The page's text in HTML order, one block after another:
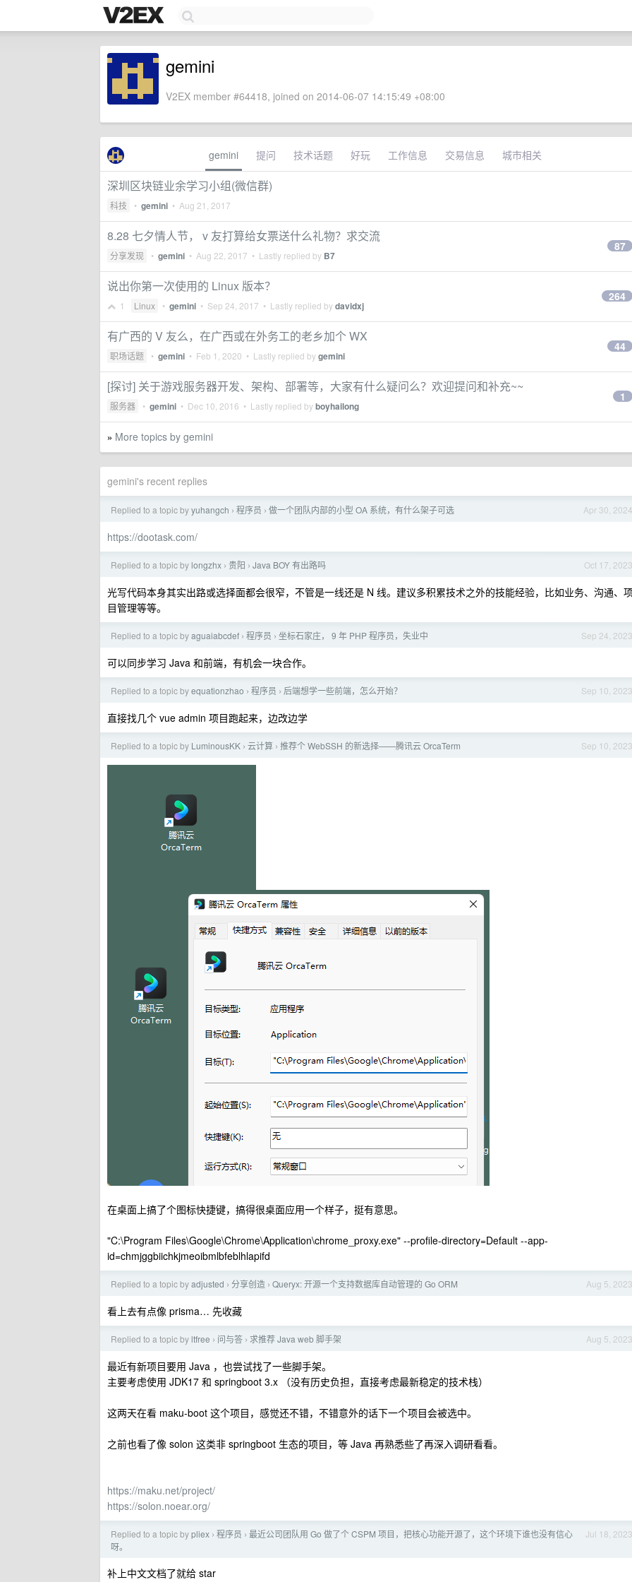
gemini
V2EX member #64418, joined on 2014-06-07 14:15:49 +08:00
gemini 提问 技术话题 好玩 工作信息 交易信息 城市相关
深圳区块链业余学习小组(微信群)
科技 • gemini • Aug 21, 2017
8.28 七夕情人节， v 友打算给女票送什么礼物？求交流
分享发现 • gemini • Aug 22, 2017 • Lastly replied by B7
87
说出你第一次使用的 Linux 版本？
1 Linux • gemini • Sep 24, 2017 • Lastly replied bydavidxj
264
有广西的 V 友么，在广西或在外务工的老乡加个 WX
职场话题 • gemini • Feb 1, 2020 • Lastly replied bygemini
44
[探讨] 关于游戏服务器开发、架构、部署等，大家有什么疑问么？欢迎提问和补充~~
服务器 • gemini • Dec 10, 2016 • Lastly replied byboyhailong
1
» More topics by gemini
gemini's recent replies
Apr 30, 2024
Replied to a topic byyuhangch › 程序员 › 做一个团队内部的小型 OA 系统，有什么架子可选
https://dootask.com/
Oct 17, 2023
Replied to a topic by longzhx › 贵阳 › Java BOY 有出路吗
光写代码本身其实出路或选择面都会很窄，不管是一线还是 N 线。建议多积累技术之外的技能经验，比如业务、沟通、
目管理等等。
Sep 24, 2023
Replied to a topic byaguaiabcdef › 程序员 › 坐标石家庄， 9 年 PHP 程序员，失业中
可以同步学习 Java 和前端，有机会一块合作。
Sep 10, 2023
Replied to a topic byequationzhao › 程序员 › 后端想学一些前端，怎么开始？
直接找几个 vue admin 项目跑起来，边改边学
Sep 10, 2023
Replied to a topic by LuminousKK › 云计算 › 推荐个 WebSSH 的新选择——腾讯云 OrcaTerm
在桌面上搞了个图标快捷键，搞得很桌面应用一个样子，挺有意思。
"C:\Program Files\Google\Chrome\Application\chrome_proxy.exe" --profile-directory=Default --app-
id=chmjggbiichkjmeoibmlbfeblhlapifd
Aug 5, 2023
Replied to a topic byadjusted › 分享创造 › Queryx: 开源一个支持数据库自动管理的 Go ORM
看上去有点像 prisma… 先收藏
Aug 5, 2023
Replied to a topic by ltfree › 问与答 › 求推荐 Java web 脚手架
最近有新项目要用 Java ，也尝试找了一些脚手架。
主要考虑使用 JDK17 和 springboot 3.x （没有历史负担，直接考虑最新稳定的技术栈）
这两天在看 maku-boot 这个项目，感觉还不错，不错意外的话下一个项目会被选中。
之前也看了像 solon 这类非 springboot 生态的项目，等 Java 再熟悉些了再深入调研看看。
https://maku.net/project/
https://solon.noear.org/
Jul 18, 2023
Replied to a topic bypliex › 程序员 › 最近公司团队用 Go 做了个 CSPM 项目，把核心功能开源了，这个环境下谁也没有信心
呀。
补上中文文档了就给 star